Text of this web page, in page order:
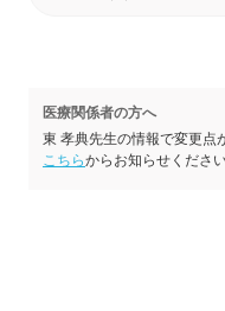
医療関係者の方へ
東 孝典先生の情報で変更点
こちらからお知らせくださ